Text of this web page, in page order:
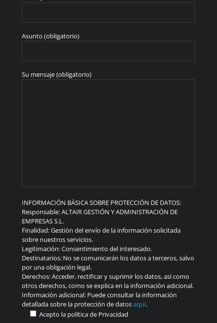
Asunto (obligatorio)
Su mensaje (obligatorio)
INFORMACIÓN BÁSICA SOBRE PROTECCIÓN DE DATOS:
Responsable: ALTAIR GESTIÓN Y ADMINISTRACIÓN DE
EMPRESAS S.L.
Finalidad: Gestión del envío de la información solicitada
sobre nuestros servicios.
Legitimación: Consentimiento del interesado.
Destinatarios: No se comunicarán los datos a terceros, salvo
por una obligación legal.
Derechos: Acceder, rectificar y suprimir los datos, así como
otros derechos, como se explica en la información adicional.
Información adicional: Puede consultar la información
detallada sobre la protección de datosaquí.
Acepto la política de Privacidad